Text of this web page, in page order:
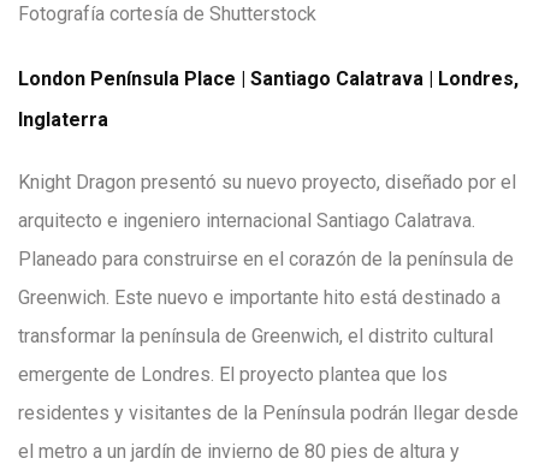
Fotografía cortesía de Shutterstock
London Península Place | Santiago Calatrava | Londres,
Inglaterra
Knight Dragon presentó su nuevo proyecto, diseñado por el
arquitecto e ingeniero internacional Santiago Calatrava.
Planeado para construirse en el corazón de la península de
Greenwich. Este nuevo e importante hito está destinado a
transformar la península de Greenwich, el distrito cultural
emergente de Londres. El proyecto plantea que los
residentes y visitantes de la Península podrán llegar desde
el metro a un jardín de invierno de 80 pies de altura y